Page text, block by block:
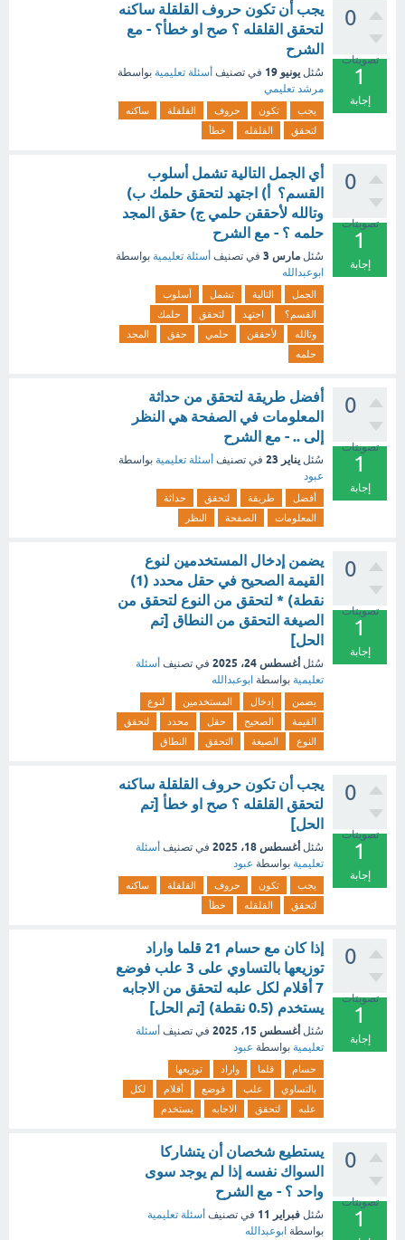
0
تصويتات
1
إجابة
يجب أن تكون حروف القلقلة ساكنه
لتحقق القلقله ؟ صح او خطأ؟ - مع
الشرح
سُئل يونيو 19 في تصنيف أسئلة تعليمية بواسطة
مرشد تعليمي
يجب تكون حروف القلقلة
ساكنه
لتحقق
القلقله خطأ
0
تصويتات
1
إجابة
أي الجمل التالية تشمل أسلوب
القسم؟ أ) اجتهد لتحقق حلمك ب)
وتالله لأحققن حلمي ج) حقق المجد
حلمه ؟ - مع الشرح
سُئل مارس 3 في تصنيف أسئلة تعليمية بواسطة
ابوعبدالله
الجمل التالية تشمل
أسلوب
القسم؟
اجتهد لتحقق
حلمك
وتالله
لأحققن حلمي حقق
المجد
حلمه
0
تصويتات
1
إجابة
أفضل طريقة لتحقق من حداثة
المعلومات في الصفحة هي النظر
إلى .. - مع الشرح
سُئل يناير 23 في تصنيف أسئلة تعليمية بواسطة
عبود
أفضل طريقة لتحقق
حداثة
المعلومات
الصفحة النظر
0
تصويتات
1
إجابة
يضمن إدخال المستخدمين لنوع
القيمة الصحيح في حقل محدد (1)
نقطة) * لتحقق من النوع لتحقق من
الصيغة التحقق من النطاق [تم
الحل]
سُئل أغسطس 24، 2025 في تصنيف أسئلة
تعليمية بواسطة ابوعبدالله
يضمن إدخال المستخدمين
لنوع
القيمة
الصحيح حقل محدد
لتحقق
النوع
الصيغة التحقق النطاق
0
تصويتات
1
إجابة
يجب أن تكون حروف القلقلة ساكنه
لتحقق القلقله ؟ صح او خطأ [تم
الحل]
سُئل أغسطس 18، 2025 في تصنيف أسئلة
تعليمية بواسطة عبود
يجب تكون حروف القلقلة
ساكنه
لتحقق
القلقله خطأ
0
تصويتات
1
إجابة
إذا كان مع حسام 21 قلما واراد
توزيعها بالتساوي على 3 علب فوضع
7 أقلام لكل علبه لتحقق من الاجابه
يستخدم (0.5 نقطة) [تم الحل]
سُئل أغسطس 15، 2025 في تصنيف أسئلة
تعليمية بواسطة عبود
حسام قلما واراد
توزيعها
بالتساوي
علب فوضع أقلام
لكل
علبه
لتحقق الاجابه يستخدم
0
تصويتات
1
يستطيع شخصان أن يتشاركا
السواك نفسه إذا لم يوجد سوى
واحد ؟ - مع الشرح
سُئل فبراير 11 في تصنيف أسئلة تعليمية
بواسطة ابوعبدالله